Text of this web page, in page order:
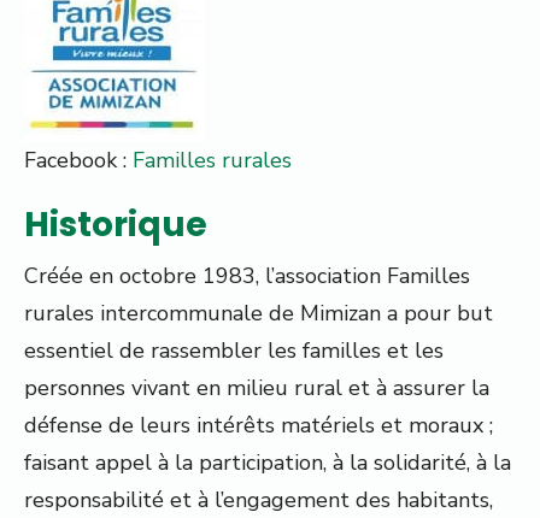
Facebook : Familles rurales
Historique
Créée en octobre 1983, l’association Familles
rurales intercommunale de Mimizan a pour but
essentiel de rassembler les familles et les
personnes vivant en milieu rural et à assurer la
défense de leurs intérêts matériels et moraux ;
faisant appel à la participation, à la solidarité, à la
responsabilité et à l’engagement des habitants,